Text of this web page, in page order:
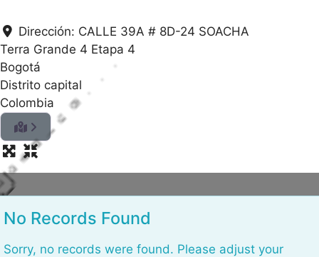
Dirección: CALLE 39A # 8D-24 SOACHA
Terra Grande 4 Etapa 4
Bogotá
Distrito capital
Colombia
L
No Records Found
Sorry, no records were found. Please adjust your